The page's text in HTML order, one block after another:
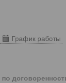
График работы
по